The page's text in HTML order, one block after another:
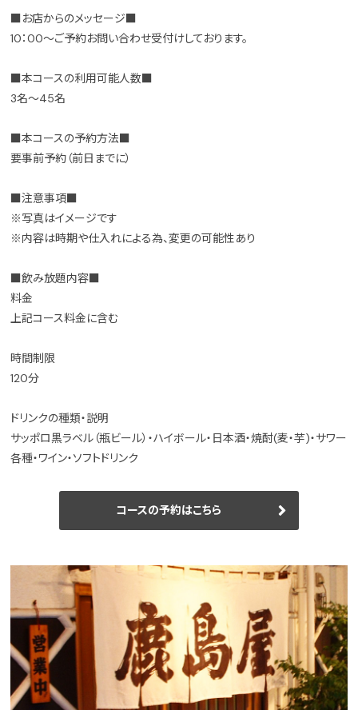
■お店からのメッセージ■
10：00～ご予約お問い合わせ受付けしております。
■本コースの利用可能人数■
3名～45名
■本コースの予約方法■
要事前予約（前日までに）
■注意事項■
※写真はイメージです
※内容は時期や仕入れによる為、変更の可能性あり
■飲み放題内容■
料金
上記コース料金に含む
時間制限
120分
ドリンクの種類・説明
サッポロ黒ラベル（瓶ビール）・ハイボール・日本酒・焼酎(麦・芋)・サワー
各種・ワイン・ソフトドリンク
コースの予約はこちら